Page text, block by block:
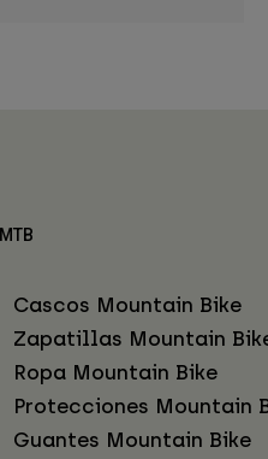
MTB
Cascos Mountain Bike
Zapatillas Mountain
Ropa Mountain Bike
Protecciones Mountain
Guantes Mountain Bike